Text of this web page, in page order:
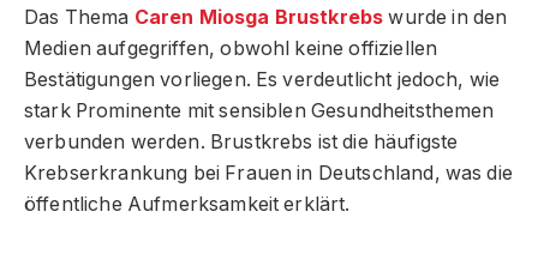
Das Thema Caren Miosga Brustkrebs wurde in den
Medien aufgegriffen, obwohl keine offiziellen
Bestätigungen vorliegen. Es verdeutlicht jedoch, wie
stark Prominente mit sensiblen Gesundheitsthemen
verbunden werden. Brustkrebs ist die häufigste
Krebserkrankung bei Frauen in Deutschland, was die
öffentliche Aufmerksamkeit erklärt.